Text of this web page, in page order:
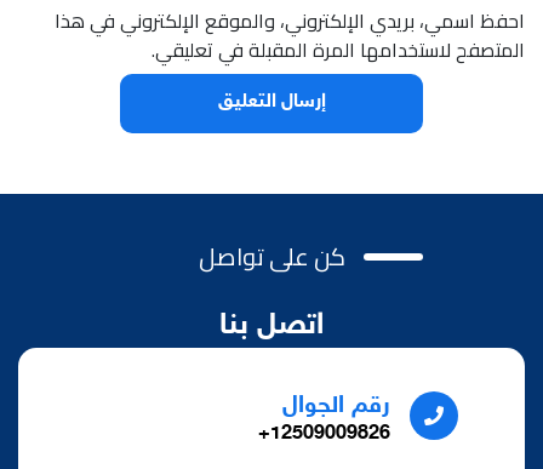
احفظ اسمي، بريدي الإلكتروني، والموقع الإلكتروني في هذا
المتصفح لاستخدامها المرة المقبلة في تعليقي.
كن على تواصل
اتصل بنا
رقم الجوال
12509009826+